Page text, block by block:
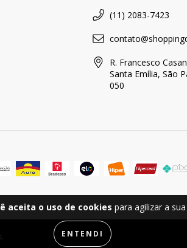
aceita o uso de cookies para agilizar a
ENTENDI
(11) 2083-7423
R. Francesco
Santa Emília, São
050